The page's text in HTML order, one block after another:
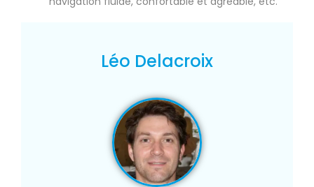
Léo Delacroix